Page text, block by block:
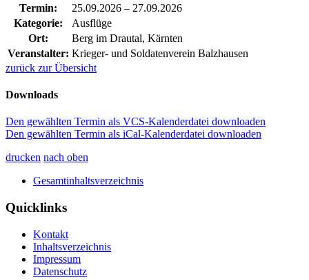
Termin: 25.09.2026 – 27.09.2026
Kategorie:
Ausflüge
Ort:
Berg im Drautal, Kärnten
Veranstalter: Krieger- und Soldatenverein Balzhausen
zurück zur Übersicht
Downloads
Den gewählten Termin als VCS-Kalenderdatei downloaden
Den gewählten Termin als iCal-Kalenderdatei downloaden
drucken nach oben
Gesamtinhaltsverzeichnis
Quicklinks
Kontakt
Inhaltsverzeichnis
Impressum
Datenschutz